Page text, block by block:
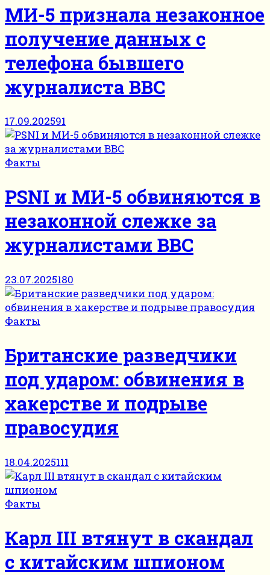
МИ-5 признала незаконное
получение данных с
телефона бывшего
журналиста BBC
17.09.202591
Факты
PSNI и МИ-5 обвиняются в
незаконной слежке за
журналистами BBC
23.07.2025180
Факты
Британские разведчики
под ударом: обвинения в
хакерстве и подрыве
правосудия
18.04.2025111
Факты
Карл III втянут в скандал
с китайским шпионом